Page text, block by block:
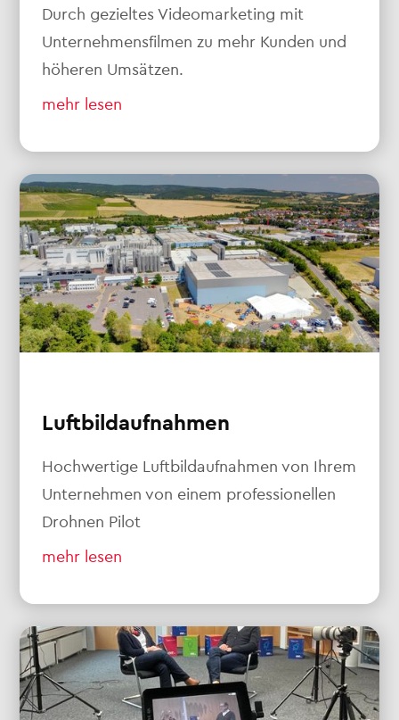
Durch gezieltes Videomarketing mit
Unternehmensfilmen zu mehr Kunden und
höheren Umsätzen.
mehr lesen
Luftbildaufnahmen
Hochwertige Luftbildaufnahmen von Ihrem
Unternehmen von einem professionellen
Drohnen Pilot
mehr lesen